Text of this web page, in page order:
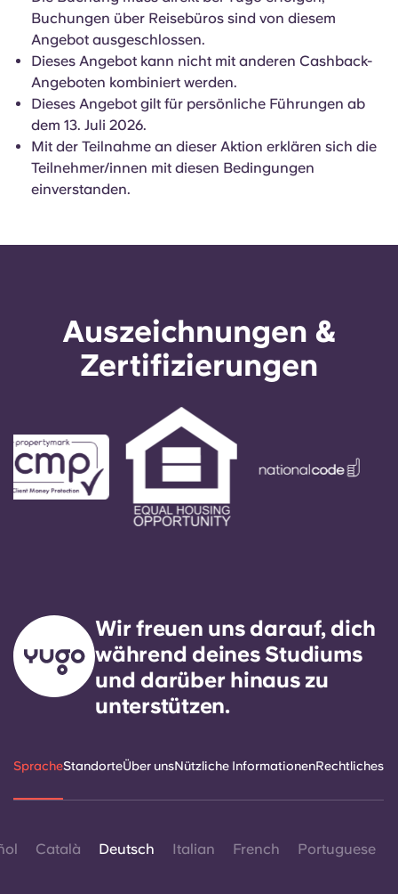
Buchungen über Reisebüros sind von diesem
Angebot ausgeschlossen.
Dieses Angebot kann nicht mit anderen Cashback-
Angeboten kombiniert werden.
Dieses Angebot gilt für persönliche Führungen ab
dem 13. Juli 2026.
Mit der Teilnahme an dieser Aktion erklären sich die
Teilnehmer/innen mit diesen Bedingungen
einverstanden.
Auszeichnungen &
Zertifizierungen
Wir freuen uns darauf, dich
während deines Studiums
und darüber hinaus zu
unterstützen.
SpracheStandorteÜber unsNützliche InformationenRechtliches
Català Deutsch Italian French Portuguese